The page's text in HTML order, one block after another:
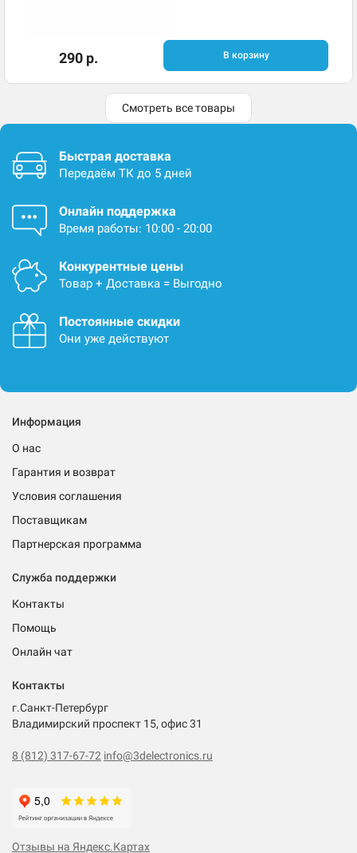
290 р. В корзину
Смотреть все товары
Быстрая доставка
Передаём ТК до 5 дней
Онлайн поддержка
Время работы: 10:00 - 20:00
Конкурентные цены
Товар + Доставка = Выгодно
Постоянные скидки
Они уже действуют
Информация
О нас
Гарантия и возврат
Условия соглашения
Поставщикам
Партнерская программа
Служба поддержки
Контакты
Помощь
Онлайн чат
Контакты
г.Санкт-Петербург
Владимирский проспект 15, офис 31
8 (812) 317-67-72 info@3delectronics.ru
Отзывы на Яндекс.Картах